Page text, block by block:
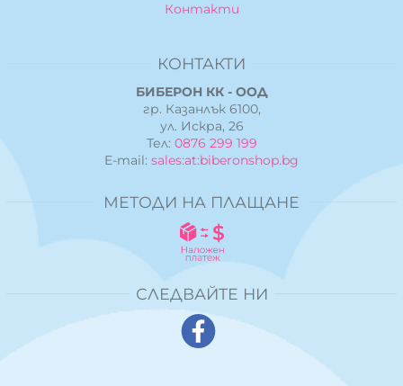
Контакти
КОНТАКТИ
БИБЕРОН КК - ООД
гр. Казанлък 6100,
ул. Искра, 26
Тел: 0876 299 199
E-mail: sales:at:biberonshop.bg
МЕТОДИ НА ПЛАЩАНЕ
СЛЕДВАЙТЕ НИ